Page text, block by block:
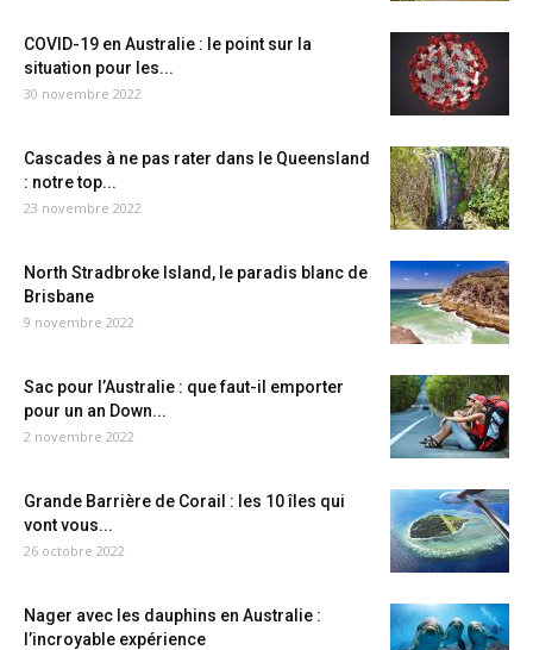
COVID-19 en Australie : le point sur la
situation pour les...
30 novembre 2022
Cascades à ne pas rater dans le Queensland
: notre top...
23 novembre 2022
North Stradbroke Island, le paradis blanc de
Brisbane
9 novembre 2022
Sac pour l’Australie : que faut-il emporter
pour un an Down...
2 novembre 2022
Grande Barrière de Corail : les 10 îles qui
vont vous...
26 octobre 2022
Nager avec les dauphins en Australie :
l’incroyable expérience